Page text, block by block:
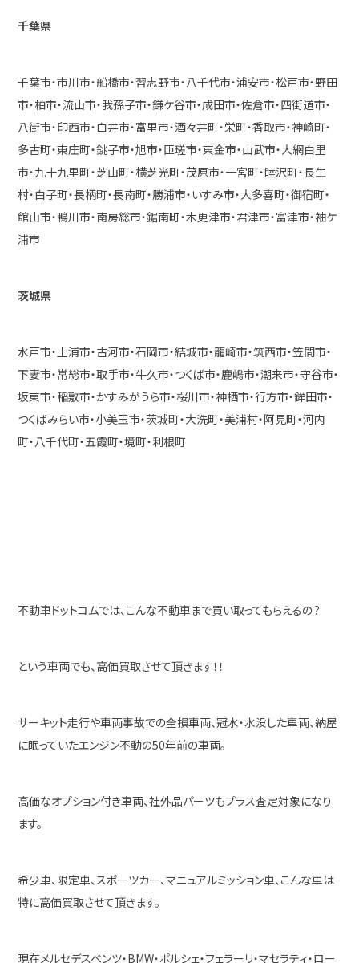
千葉県
千葉市・市川市・船橋市・習志野市・八千代市・浦安市・松戸市・野田
市・柏市・流山市・我孫子市・鎌ケ谷市・成田市・佐倉市・四街道市・
八街市・印西市・白井市・富里市・酒々井町・栄町・香取市・神崎町・
多古町・東庄町・銚子市・旭市・匝瑳市・東金市・山武市・大網白里
市・九十九里町・芝山町・横芝光町・茂原市・一宮町・睦沢町・長生
村・白子町・長柄町・長南町・勝浦市・いすみ市・大多喜町・御宿町・
館山市・鴨川市・南房総市・鋸南町・木更津市・君津市・富津市・袖ケ
浦市
茨城県
水戸市・土浦市・古河市・石岡市・結城市・龍崎市・筑西市・笠間市・
下妻市・常総市・取手市・牛久市・つくば市・鹿嶋市・潮来市・守谷市・
坂東市・稲敷市・かすみがうら市・桜川市・神栖市・行方市・鉾田市・
つくばみらい市・小美玉市・茨城町・大洗町・美浦村・阿見町・河内
町・八千代町・五霞町・境町・利根町
不動車ドットコムでは、こんな不動車まで買い取ってもらえるの？
という車両でも、高価買取させて頂きます！！
サーキット走行や車両事故での全損車両、冠水・水没した車両、納屋
に眠っていたエンジン不動の50年前の車両。
高価なオプション付き車両、社外品パーツもプラス査定対象になり
ます。
希少車、限定車、スポーツカー、マニュアルミッション車、こんな車は
特に高価買取させて頂きます。
現在メルセデスベンツ・BMW・ポルシェ・フェラーリ・マセラティ・ロー